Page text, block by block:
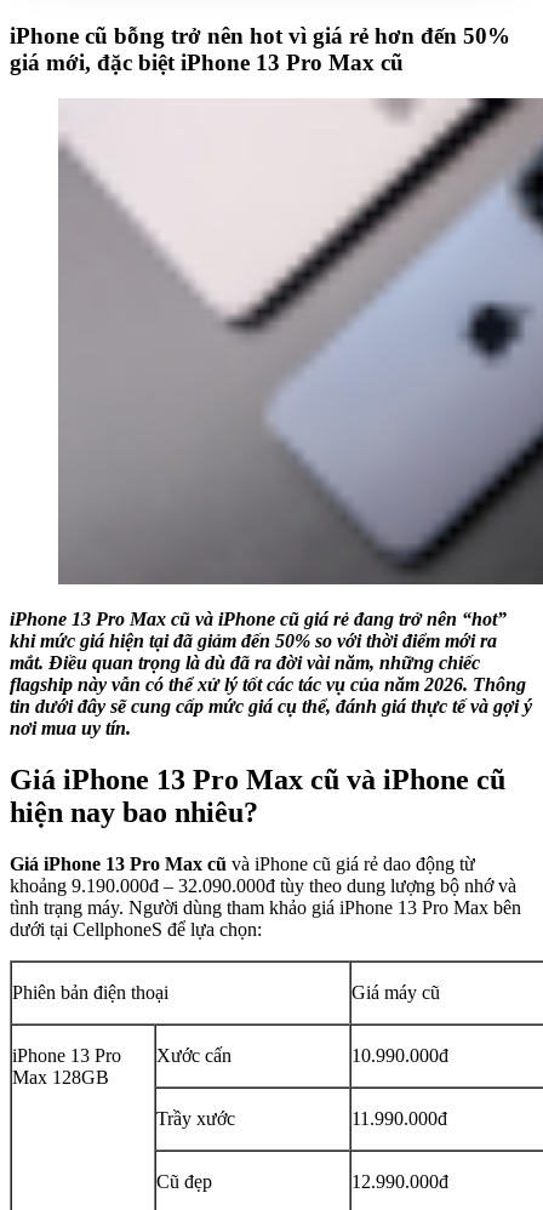
iPhone cũ bỗng trở nên hot vì giá rẻ hơn đến 50%
giá mới, đặc biệt iPhone 13 Pro Max cũ
iPhone 13 Pro Max cũ và iPhone cũ giá rẻ đang trở nên “hot”
khi mức giá hiện tại đã giảm đến 50% so với thời điểm mới ra
mắt. Điều quan trọng là dù đã ra đời vài năm, những chiếc
flagship này vẫn có thể xử lý tốt các tác vụ của năm 2026. Thông
tin dưới đây sẽ cung cấp mức giá cụ thể, đánh giá thực tế và gợi ý
nơi mua uy tín.
Giá iPhone 13 Pro Max cũ và iPhone cũ
hiện nay bao nhiêu?
Giá iPhone 13 Pro Max cũ và iPhone cũ giá rẻ dao động từ
khoảng 9.190.000đ – 32.090.000đ tùy theo dung lượng bộ nhớ và
tình trạng máy. Người dùng tham khảo giá iPhone 13 Pro Max bên
dưới tại CellphoneS để lựa chọn:
Phiên bản điện thoại Giá máy cũ
iPhone 13 Pro
Max 128GB
Xước cấn 10.990.000đ
Trầy xước 11.990.000đ
Cũ đẹp 12.990.000đ